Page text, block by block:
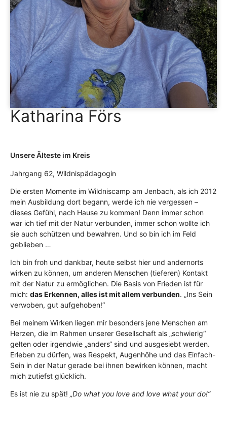
Katharina Förs
Unsere Älteste im Kreis
Jahrgang 62, Wildnispädagogin
Die ersten Momente im Wildniscamp am Jenbach, als ich 2012
mein Ausbildung dort begann, werde ich nie vergessen –
dieses Gefühl, nach Hause zu kommen! Denn immer schon
war ich tief mit der Natur verbunden, immer schon wollte ich
sie auch schützen und bewahren. Und so bin ich im Feld
geblieben …
Ich bin froh und dankbar, heute selbst hier und andernorts
wirken zu können, um anderen Menschen (tieferen) Kontakt
mit der Natur zu ermöglichen. Die Basis von Frieden ist für
mich: das Erkennen, alles ist mit allem verbunden. „Ins Sein
verwoben, gut aufgehoben!“
Bei meinem Wirken liegen mir besonders jene Menschen am
Herzen, die im Rahmen unserer Gesellschaft als „schwierig“
gelten oder irgendwie „anders“ sind und ausgesiebt werden.
Erleben zu dürfen, was Respekt, Augenhöhe und das Einfach-
Sein in der Natur gerade bei ihnen bewirken können, macht
mich zutiefst glücklich.
Es ist nie zu spät! „Do what you love and love what your do!”